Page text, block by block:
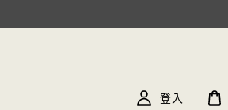
登入